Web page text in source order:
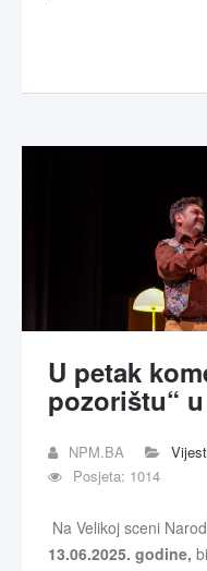
U petak
pozorištu“
NPM.BA
Posjeta: 1014
Na Velikoj sceni
13.06.2025. godine,